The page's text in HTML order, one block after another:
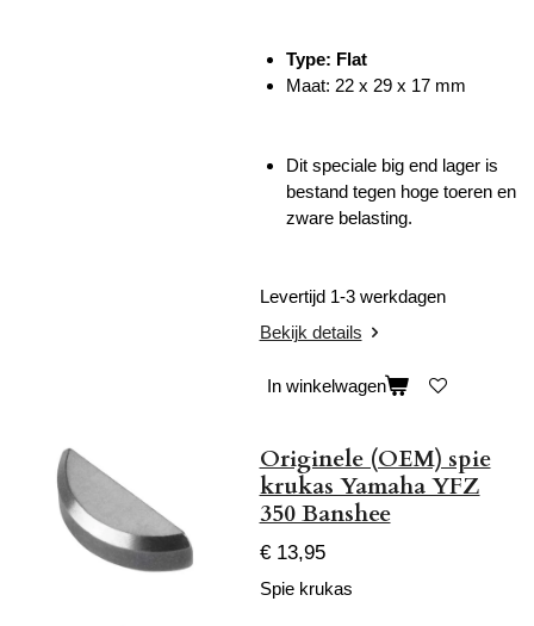
Type: Flat
Maat: 22 x 29 x 17 mm
Dit speciale big end lager is
bestand tegen hoge toeren en
zware belasting.
Levertijd 1-3 werkdagen
Bekijk details
In winkelwagen
Originele (OEM) spie
krukas Yamaha YFZ
350 Banshee
€ 13,95
Spie krukas